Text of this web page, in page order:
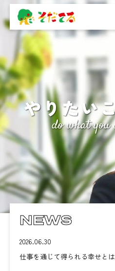
NEWS
2026.06.30
仕事を通じて得られる幸せとは